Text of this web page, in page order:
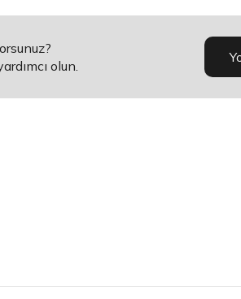
olun.